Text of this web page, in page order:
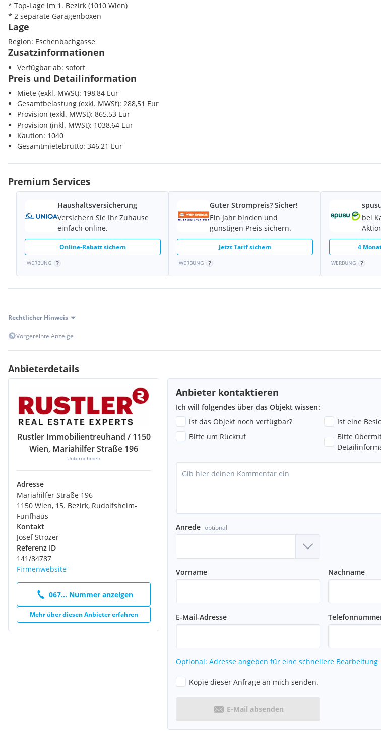
* Top-Lage im 1. Bezirk (1010 Wien)
* 2 separate Garagenboxen
* Direkte Einfahrt von der Nibelungengasse
* Geräumige Zufahrt - ideal zum Wenden
* Handsensor für einfaches Öffnen
Ideal für Anrainer oder Berufstätige, die einen sicheren und gut erreichbaren Stellplatz im
Zentrum Wiens suchen.
Kosten;
Kaution 1.040,00EUR
Adm. Aufwand 336,00EUR
Vergebührung an das Finanzamt
Provision 1.038,64EUR
Lage
Region: Eschenbachgasse
Zusatzinformationen
Verfügbar ab: sofort
Preis und Detailinformation
Miete (exkl. MWSt): 198,84 Eur
Gesamtbelastung (exkl. MWSt): 288,51 Eur
Provision (exkl. MWSt): 865,53 Eur
Provision (inkl. MWSt): 1038,64 Eur
Kaution: 1040
Gesamtmietebrutto: 346,21 Eur
Premium Services
Haushaltsversicherung
Versichern Sie Ihr Zuhause
einfach online.
Online-Rabatt sichern
WERBUNG
Guter Strompreis? Sicher!
Ein Jahr binden und
günstigen Preis sichern.
Jetzt Tarif sichern
WERBUNG
bei
4
WERBUNG
Rechtlicher Hinweis
Vorgereihte Anzeige
Anbieterdetails
Rustler Immobilientreuhand / 1150
Wien, Mariahilfer Straße 196
Unternehmen
Adresse
Mariahilfer Straße 196
1150 Wien, 15. Bezirk, Rudolfsheim-
Fünfhaus
Kontakt
Josef Strozer
Referenz ID
141/84787
Firmenwebsite
067... Nummer anzeigen
Mehr über diesen Anbieter erfahren
Anbieter kontaktieren
Ich will folgendes über das Objekt wissen:
Ist das Objekt noch verfügbar?
Ist eine
Bitte um Rückruf
Bitte
Anrede optional
Vorname Nachname
E-Mail-Adresse
Optional: Adresse angeben für eine schnellere Bearbeitung
Kopie dieser Anfrage an mich senden.
E-Mail absenden